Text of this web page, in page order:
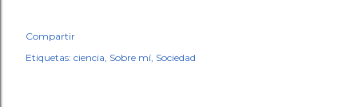
Compartir
Etiquetas: ciencia Sobre mí Sociedad